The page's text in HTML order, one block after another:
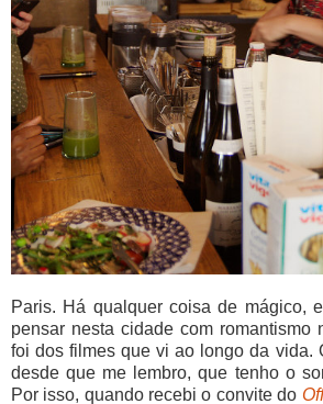
Paris. Há qualquer coisa de mágico,
pensar nesta cidade com romantismo
foi dos filmes que vi ao longo da vida.
desde que me lembro, que tenho o
Por isso, quando recebi o convite do